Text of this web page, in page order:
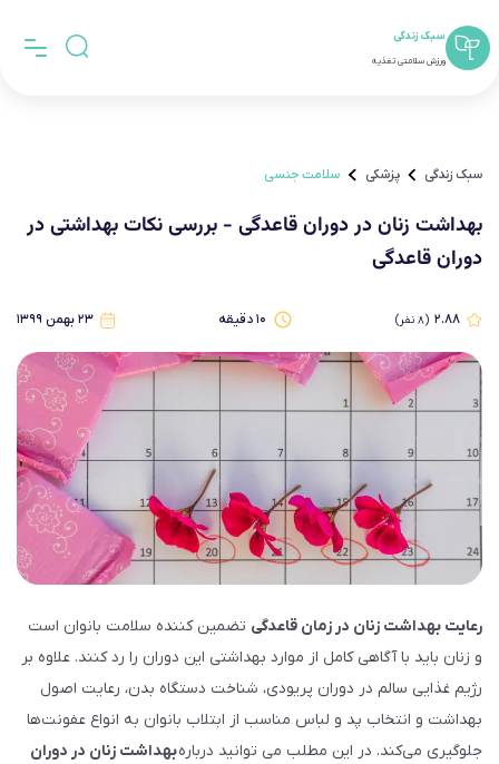
سبک زندگی
ورزش سلامتی تغذیه
سبک زندگی پزشکی سلامت جنسی
بهداشت زنان در دوران قاعدگی - بررسی نکات بهداشتی در
دوران قاعدگی
۲.۸۸ (۸نفر) ۱۰دقیقه ۲۳ بهمن ۱۳۹۹
رعایت بهداشت زنان در زمان قاعدگی تضمین کننده سلامت بانوان است
و زنان باید با آگاهی کامل از موارد بهداشتی این دوران را رد کنند. علاوه بر
رژیم غذایی سالم در دوران پریودی، شناخت دستگاه بدن، رعایت اصول
بهداشت و انتخاب پد و لباس مناسب از ابتلاب بانوان به انواع عفونت‌ها
جلوگیری می‌کند. در این مطلب می توانید دربارهبهداشت زنان در دوران